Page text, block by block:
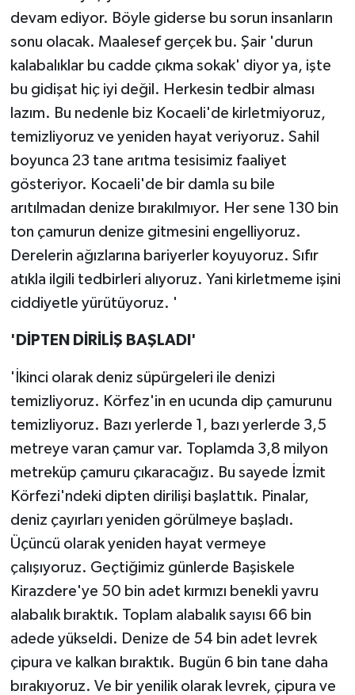
devam ediyor. Böyle giderse bu sorun insanların
sonu olacak. Maalesef gerçek bu. Şair 'durun
kalabalıklar bu cadde çıkma sokak' diyor ya, işte
bu gidişat hiç iyi değil. Herkesin tedbir alması
lazım. Bu nedenle biz Kocaeli'de kirletmiyoruz,
temizliyoruz ve yeniden hayat veriyoruz. Sahil
boyunca 23 tane arıtma tesisimiz faaliyet
gösteriyor. Kocaeli'de bir damla su bile
arıtılmadan denize bırakılmıyor. Her sene 130 bin
ton çamurun denize gitmesini engelliyoruz.
Derelerin ağızlarına bariyerler koyuyoruz. Sıfır
atıkla ilgili tedbirleri alıyoruz. Yani kirletmeme işini
ciddiyetle yürütüyoruz. '
'DİPTEN DİRİLİŞ BAŞLADI'
'İkinci olarak deniz süpürgeleri ile denizi
temizliyoruz. Körfez'in en ucunda dip çamurunu
temizliyoruz. Bazı yerlerde 1, bazı yerlerde 3,5
metreye varan çamur var. Toplamda 3,8 milyon
metreküp çamuru çıkaracağız. Bu sayede İzmit
Körfezi'ndeki dipten dirilişi başlattık. Pinalar,
deniz çayırları yeniden görülmeye başladı.
Üçüncü olarak yeniden hayat vermeye
çalışıyoruz. Geçtiğimiz günlerde Başiskele
Kirazdere'ye 50 bin adet kırmızı benekli yavru
alabalık bıraktık. Toplam alabalık sayısı 66 bin
adede yükseldi. Denize de 54 bin adet levrek
çipura ve kalkan bıraktık. Bugün 6 bin tane daha
bırakıyoruz. Ve bir yenilik olarak levrek, çipura ve